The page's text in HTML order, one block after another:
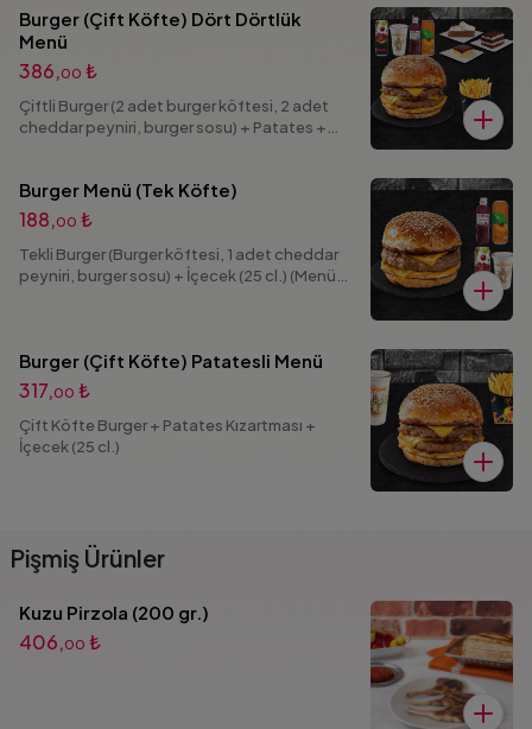
Burger (Çift Köfte) Dört Dörtlük
Menü
386,00 ₺
Çiftli Burger (2 adet burger köftesi, 2 adet
cheddar peyniri, burger sosu) + Patates +
adet ürün seçimi yapabilirsiniz.)
Burger Menü (Tek Köfte)
188,00 ₺
Tekli Burger (Burger köftesi, 1 adet cheddar
peyniri, burger sosu) + İçecek (25 cl.) (Menü
Burger (Çift Köfte) Patatesli Menü
317,00 ₺
Çift Köfte Burger + Patates Kızartması +
İçecek (25 cl.)
Pişmiş Ürünler
Kuzu Pirzola (200 gr.)
406,00 ₺